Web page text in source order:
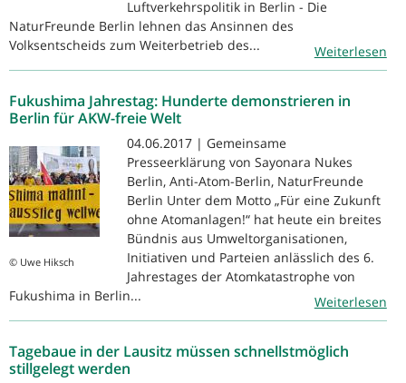
Luftverkehrspolitik in Berlin - Die
NaturFreunde Berlin lehnen das Ansinnen des
Volksentscheids zum Weiterbetrieb des...
Weiterlesen
Fukushima Jahrestag: Hunderte demonstrieren in
Berlin für AKW-freie Welt
© Uwe Hiksch
04.06.2017 | Gemeinsame
Presseerklärung von Sayonara Nukes
Berlin, Anti-Atom-Berlin, NaturFreunde
Berlin Unter dem Motto „Für eine Zukunft
ohne Atomanlagen!“ hat heute ein breites
Bündnis aus Umweltorganisationen,
Initiativen und Parteien anlässlich des 6.
Jahrestages der Atomkatastrophe von
Fukushima in Berlin...
Weiterlesen
Tagebaue in der Lausitz müssen schnellstmöglich
stillgelegt werden